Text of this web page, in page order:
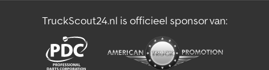
TruckScout24.nl is officieel sponsor van: